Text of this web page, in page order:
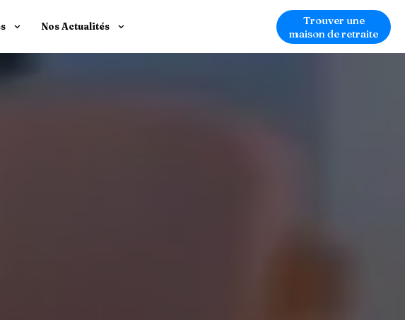
Nos Actualités
Trouver une
maison de retraite